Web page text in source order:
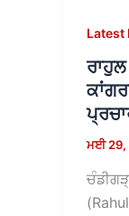
Latest
ਮਈ 29,